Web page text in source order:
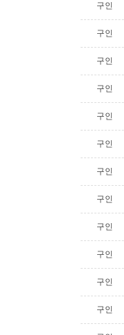
구인
구인
구인
구인
구인
구인
구인
구인
구인
구인
구인
구인